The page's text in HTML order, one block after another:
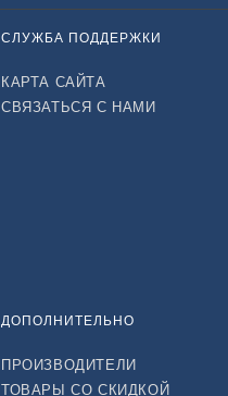
СЛУЖБА ПОДДЕРЖКИ
КАРТА САЙТА
СВЯЗАТЬСЯ С НАМИ
ДОПОЛНИТЕЛЬНО
ПРОИЗВОДИТЕЛИ
ТОВАРЫ СО СКИДКОЙ